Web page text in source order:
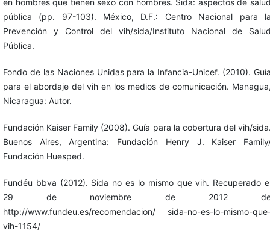
pública (pp. 97-103). México, D.F.: Centro Nacional para
Prevención y Control del vih/sida/Instituto Nacional de
Pública.
Fondo de las Naciones Unidas para la Infancia-Unicef. (2010).
para el abordaje del vih en los medios de comunicación.
Nicaragua: Autor.
Fundación Kaiser Family (2008). Guía para la cobertura del vih/
Buenos Aires, Argentina: Fundación Henry J. Kaiser
Fundación Huesped.
Fundéu bbva (2012). Sida no es lo mismo que vih. Recuperado
29 de noviembre de 2012
http://www.fundeu.es/recomendacion/ sida-no-es-lo-mismo-
vih-1154/